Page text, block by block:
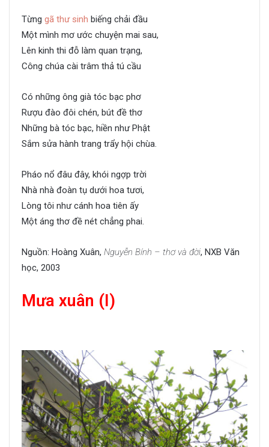
Từng gã thư sinh biếng chải đầu
Một mình mơ ước chuyện mai sau,
Lên kinh thi đỗ làm quan trạng,
Công chúa cài trâm thả tú cầu
Có những ông già tóc bạc phơ
Rượu đào đôi chén, bút đề thơ
Những bà tóc bạc, hiền như Phật
Sắm sửa hành trang trẩy hội chùa.
Pháo nổ đâu đây, khói ngợp trời
Nhà nhà đoàn tụ dưới hoa tươi,
Lòng tôi như cánh hoa tiên ấy
Một áng thơ đề nét chẳng phai.
Nguồn: Hoàng Xuân, Nguyễn Bính – thơ và đời, NXB Văn
học, 2003
Mưa xuân (I)